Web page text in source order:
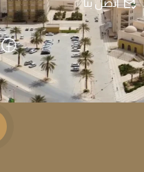
اتصل بنا